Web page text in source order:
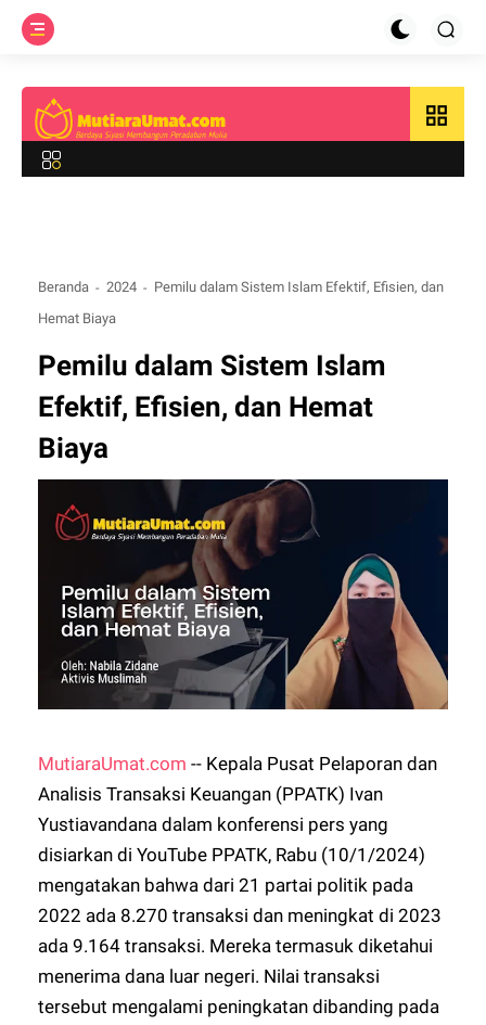
grid_view
Beranda 2024
Pemilu dalam Sistem Islam Efektif, Efisien, dan
Hemat Biaya
Pemilu dalam Sistem Islam
Efektif, Efisien, dan Hemat
Biaya
MutiaraUmat.com -- Kepala Pusat Pelaporan dan
Analisis Transaksi Keuangan (PPATK) Ivan
Yustiavandana dalam konferensi pers yang
disiarkan di YouTube PPATK, Rabu (10/1/2024)
mengatakan bahwa dari 21 partai politik pada
2022 ada 8.270 transaksi dan meningkat di 2023
ada 9.164 transaksi. Mereka termasuk diketahui
menerima dana luar negeri. Nilai transaksi
tersebut mengalami peningkatan dibanding pada